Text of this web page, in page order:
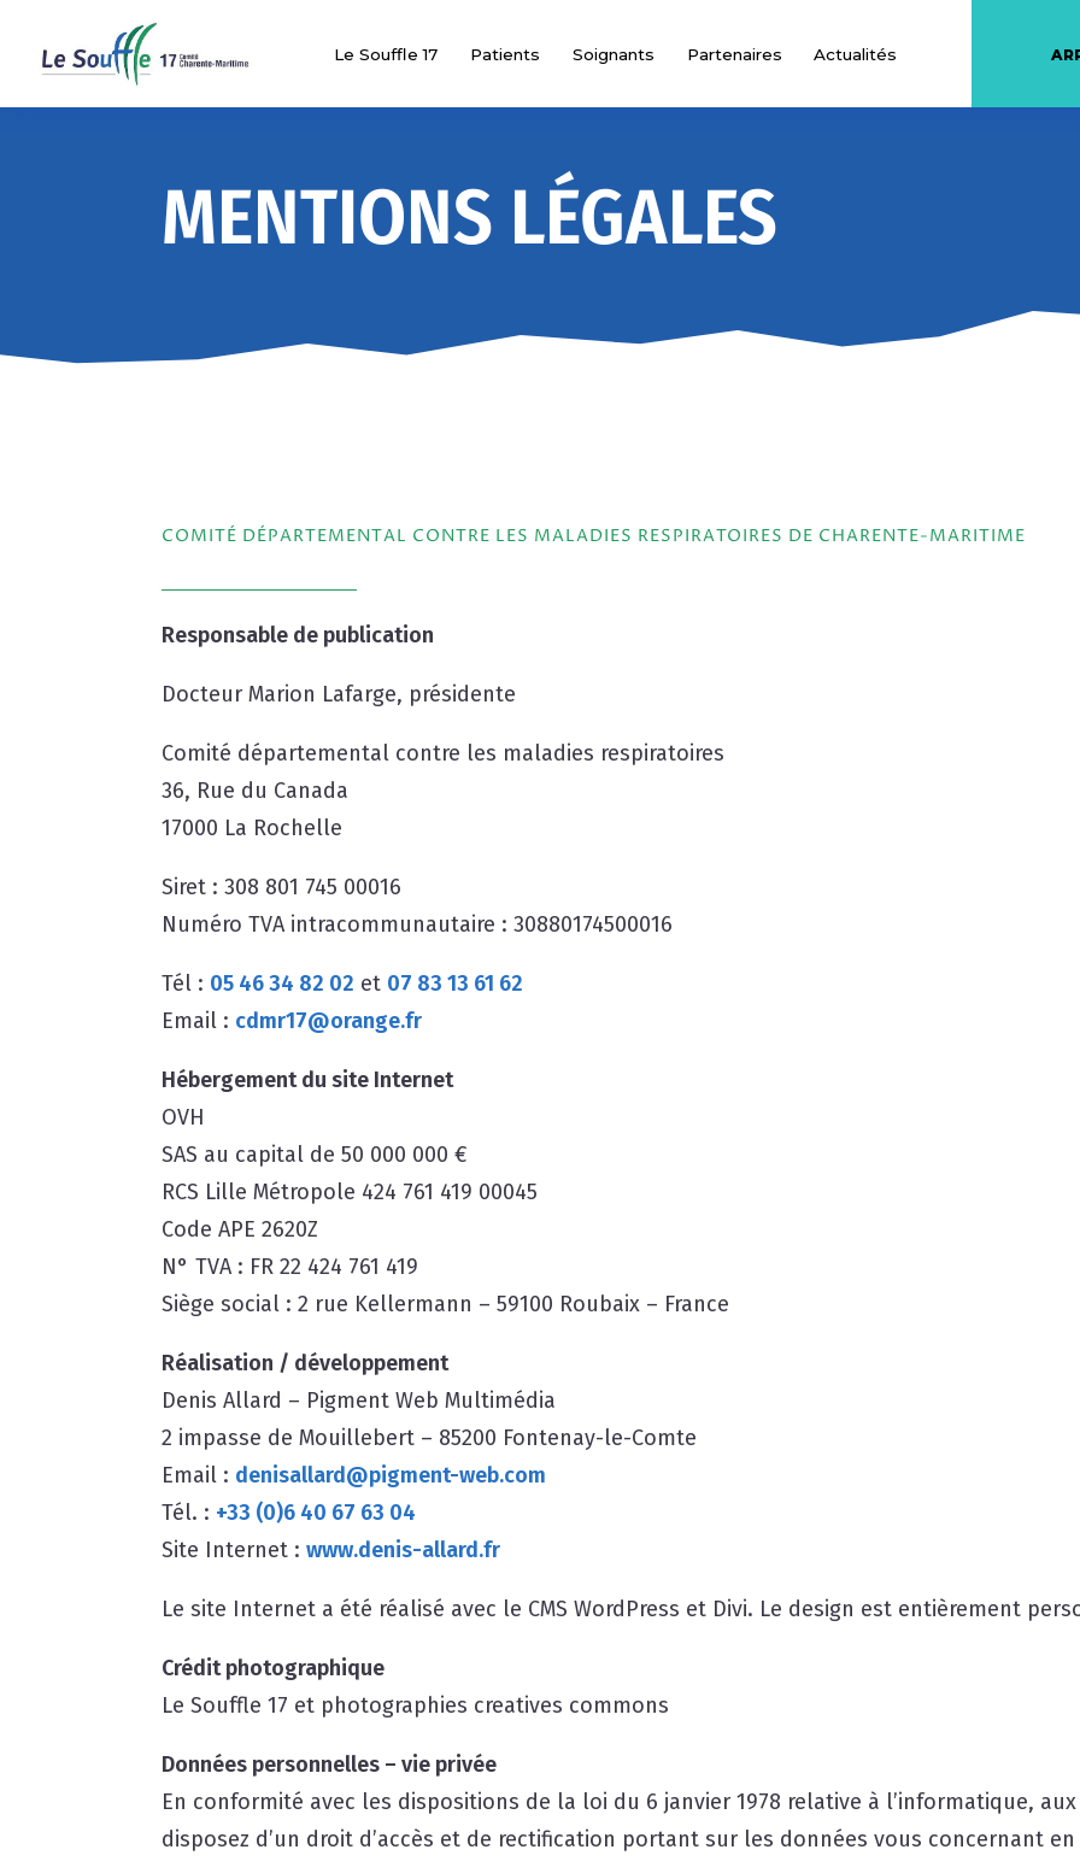
Le Souffle 17 Patients Soignants Partenaires Actualités
MENTIONS LÉGALES
COMITÉ DÉPARTEMENTAL CONTRE LES MALADIES RESPIRATOIRES DE CHARENTE-MARITIME
Responsable de publication
Docteur Marion Lafarge, présidente
Comité départemental contre les maladies respiratoires
36, Rue du Canada
17000 La Rochelle
Siret : 308 801 745 00016
Numéro TVA intracommunautaire : 30880174500016
Tél : 05 46 34 82 02 et 07 83 13 61 62
Email : cdmr17@orange.fr
Hébergement du site Internet
OVH
SAS au capital de 50 000 000 €
RCS Lille Métropole 424 761 419 00045
Code APE 2620Z
N° TVA : FR 22 424 761 419
Siège social : 2 rue Kellermann – 59100 Roubaix – France
Réalisation / développement
Denis Allard – Pigment Web Multimédia
2 impasse de Mouillebert – 85200 Fontenay-le-Comte
Email : denisallard@pigment-web.com
Tél. : +33 (0)6 40 67 63 04
Site Internet :www.denis-allard.fr
Le site Internet a été réalisé avec le CMS WordPress et Divi. Le design est entièrement
Crédit photographique
Le Souffle 17 et photographies creatives commons
Données personnelles – vie privée
En conformité avec les dispositions de la loi du 6 janvier 1978 relative à l’informatique,
disposez d’un droit d’accès et de rectification portant sur les données vous concernant